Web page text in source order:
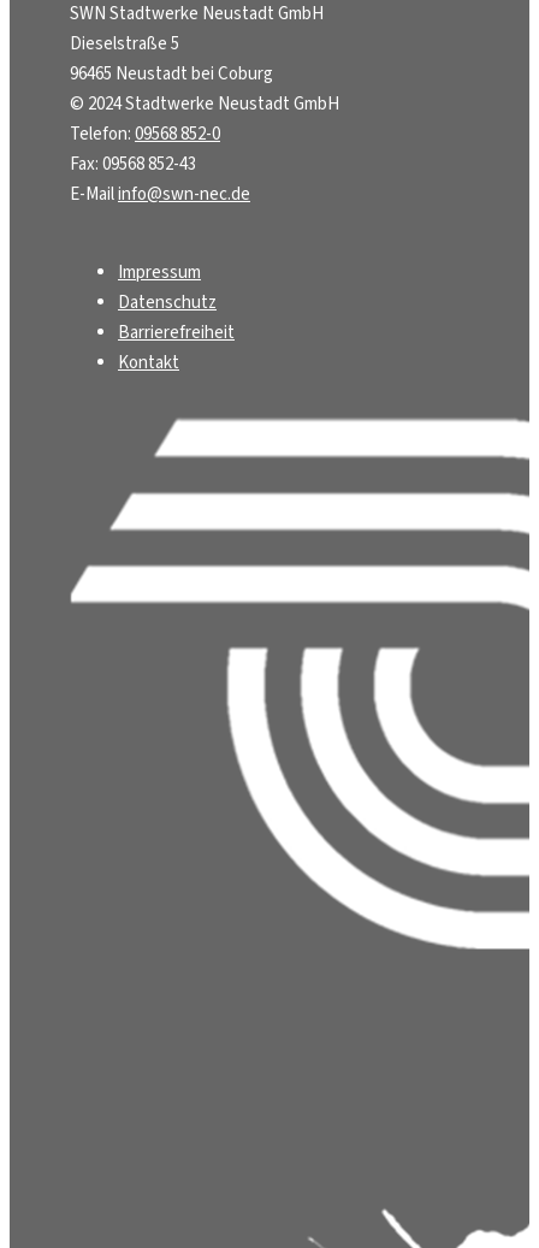
SWN Stadtwerke Neustadt GmbH
Dieselstraße 5
96465 Neustadt bei Coburg
© 2024 Stadtwerke Neustadt GmbH
Telefon:09568 852-0
Fax: 09568 852-43
E-Mailinfo@swn-nec.de
Impressum
Datenschutz
Barrierefreiheit
Kontakt